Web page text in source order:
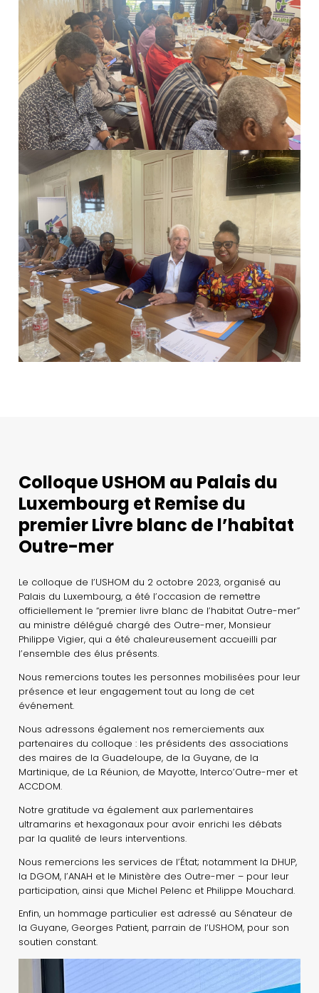
Colloque USHOM au Palais du
Luxembourg et Remise du
premier Livre blanc de l’habitat
Outre-mer
Le colloque de l’USHOM du 2 octobre 2023, organisé au
Palais du Luxembourg, a été l’occasion de remettre
officiellement le “premier livre blanc de l’habitat Outre-mer”
au ministre délégué chargé des Outre-mer, Monsieur
Philippe Vigier, qui a été chaleureusement accueilli par
l’ensemble des élus présents.
Nous remercions toutes les personnes mobilisées pour leur
présence et leur engagement tout au long de cet
événement.
Nous adressons également nos remerciements aux
partenaires du colloque : les présidents des associations
des maires de la Guadeloupe, de la Guyane, de la
Martinique, de La Réunion, de Mayotte, Interco’Outre-mer et
ACCDOM.
Notre gratitude va également aux parlementaires
ultramarins et hexagonaux pour avoir enrichi les débats
par la qualité de leurs interventions.
Nous remercions les services de l’État; notamment la DHUP,
la DGOM, l’ANAH et le Ministère des Outre-mer – pour leur
participation, ainsi que Michel Pelenc et Philippe Mouchard.
Enfin, un hommage particulier est adressé au Sénateur de
la Guyane, Georges Patient, parrain de l’USHOM, pour son
soutien constant.